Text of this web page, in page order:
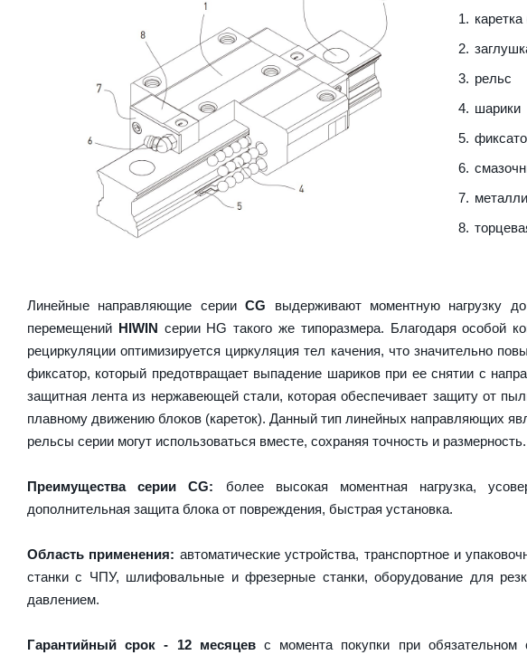
каретка
рельс
шарики
Линейные направляющие серииCG выдерживают моментную нагрузку
перемещений HIWIN серии HG такого же типоразмера. Благодаря особой
рециркуляции оптимизируется циркуляция тел качения, что значительно
фиксатор, который предотвращает выпадение шариков при ее снятии с
защитная лента из нержавеющей стали, которая обеспечивает защиту от
плавному движению блоков (кареток). Данный тип линейных направляющих
рельсы серии могут использоваться вместе, сохраняя точность и размерность.
Преимущества серии CG: более высокая моментная нагрузка,
дополнительная защита блока от повреждения, быстрая установка.
Область применения: автоматические устройства, транспортное и
станки с ЧПУ, шлифовальные и фрезерные станки, оборудование для
давлением.
Гарантийный срок - 12 месяцевс момента покупки при обязательном